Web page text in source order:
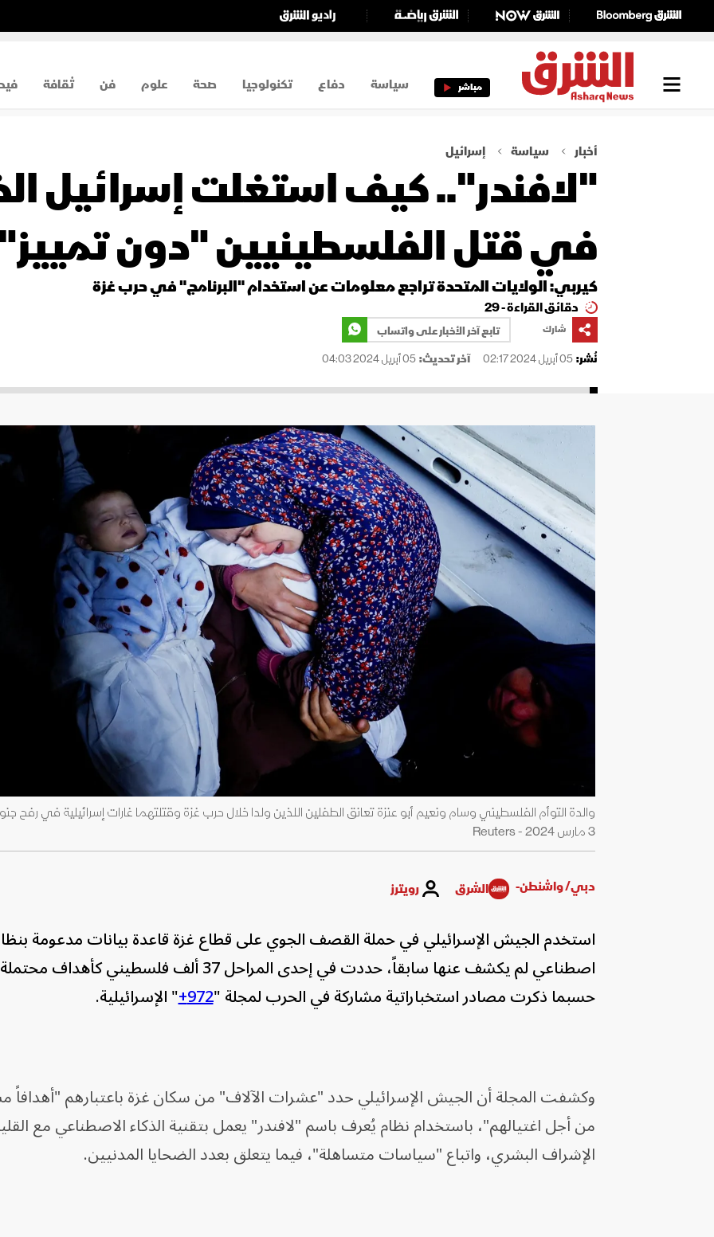
مباشر سياسة دفاع تكنولوجيا صحة علوم فن ثقافة
أخبار سياسة إسرائيل
"لافندر".. كيف استغلت إسرائيل
في قتل الفلسطينيين "دون
كيربي: الولايات المتحدة تراجع معلومات عن استخدام "البرنامج" في حرب غزة
دقائق القراءة - 29
شارك
تابع آخر الأخبار على واتساب
نُشر:05 أبريل 2024 02:17 آخر تحديث:05 أبريل 2024 04:03
والدة التوأم الفلسطيني وسام ونعيم أبو عنزة تعانق الطفلين اللذين ولدا خلال حرب غزة وقتلتهما غارات إسرائيلية في رفح
3 مارس 2024 - Reuters
دبي/ واشنطن- الشرق رويترز
استخدم الجيش الإسرائيلي في حملة القصف الجوي على قطاع غزة قاعدة بيانات مدعومة
اصطناعي لم يكشف عنها سابقاً، حددت في إحدى المراحل 37 ألف فلسطيني
حسبما ذكرت مصادر استخباراتية مشاركة في الحرب لمجلة "972+ " الإسرائيلية.
وكشفت المجلة أن الجيش الإسرائيلي حدد "عشرات الآلاف" من سكان غزة باعتبارهم "أهدافاً
من أجل اغتيالهم"، باستخدام نظام يُعرف باسم "لافندر" يعمل بتقنية الذكاء الاصطناعي مع
الإشراف البشري، واتباع "سياسات متساهلة"، فيما يتعلق بعدد الضحايا المدنيين.